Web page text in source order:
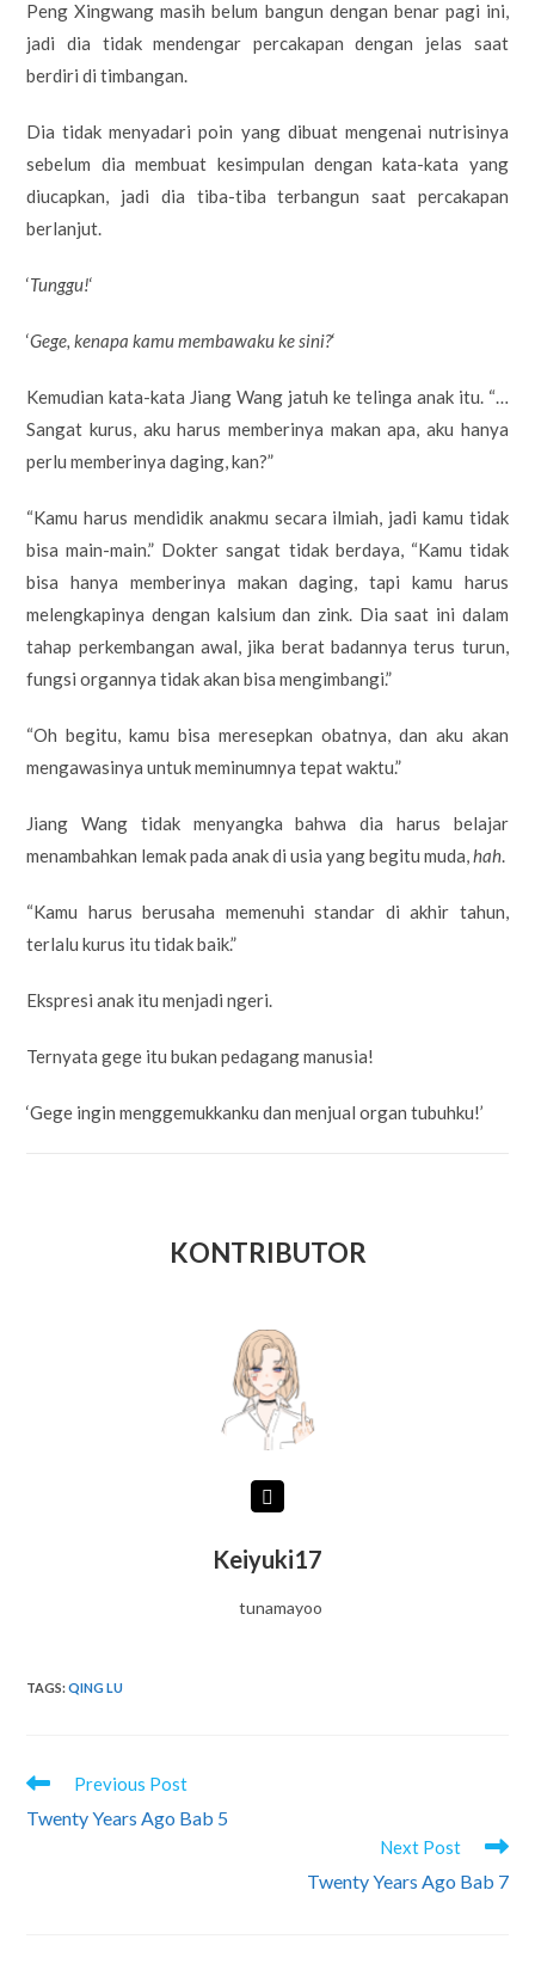
Peng Xingwang masih belum bangun dengan benar pagi ini,
jadi dia tidak mendengar percakapan dengan jelas saat
berdiri di timbangan.
Dia tidak menyadari poin yang dibuat mengenai nutrisinya
sebelum dia membuat kesimpulan dengan kata-kata yang
diucapkan, jadi dia tiba-tiba terbangun saat percakapan
berlanjut.
‘Tunggu!‘
‘Gege, kenapa kamu membawaku ke sini?‘
Kemudian kata-kata Jiang Wang jatuh ke telinga anak itu. “…
Sangat kurus, aku harus memberinya makan apa, aku hanya
perlu memberinya daging, kan?”
“Kamu harus mendidik anakmu secara ilmiah, jadi kamu tidak
bisa main-main.” Dokter sangat tidak berdaya, “Kamu tidak
bisa hanya memberinya makan daging, tapi kamu harus
melengkapinya dengan kalsium dan zink. Dia saat ini dalam
tahap perkembangan awal, jika berat badannya terus turun,
fungsi organnya tidak akan bisa mengimbangi.”
“Oh begitu, kamu bisa meresepkan obatnya, dan aku akan
mengawasinya untuk meminumnya tepat waktu.”
Jiang Wang tidak menyangka bahwa dia harus belajar
menambahkan lemak pada anak di usia yang begitu muda,hah.
“Kamu harus berusaha memenuhi standar di akhir tahun,
terlalu kurus itu tidak baik.”
Ekspresi anak itu menjadi ngeri.
Ternyata gege itu bukan pedagang manusia!
‘Gege ingin menggemukkanku dan menjual organ tubuhku!’
KONTRIBUTOR
Keiyuki17
tunamayoo
TAGS:QING LU
READ
ARTICLES
Previous Post
Twenty Years Ago Bab 5
Next Post
Twenty Years Ago Bab 7